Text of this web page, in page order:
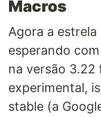
Macros
Agora a
esperando
na versão 3.22
experimental,
stable (a